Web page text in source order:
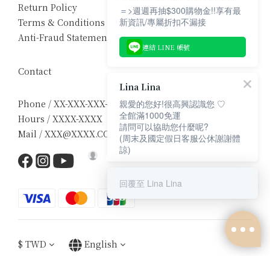
Return Policy
Terms & Conditions
Anti-Fraud Statement
Contact
Phone / XX-XXX-XXX-XXX
Hours / XXXX-XXXX
Mail / XXX@XXXX.COM
$ TWD English
＝>週週再抽$300購物金!!享有最
新資訊/專屬折扣不漏接
連結 LINE 帳號
Lina Lina
親愛的您好!很高興認識您 ♡
全館滿1000免運
請問可以協助您什麼呢?
(周末及國定假日客服公休謝謝體
諒)
回覆至 Lina Lina